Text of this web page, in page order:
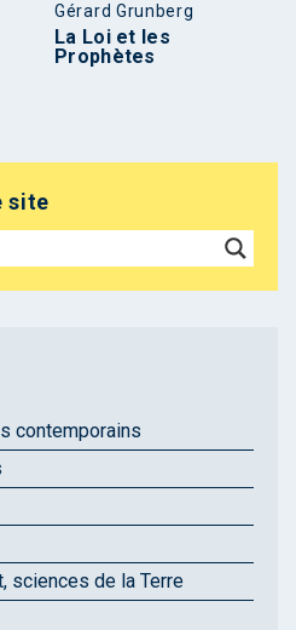
Gérard Grunberg
La Loi et les
Prophètes
site
contemporains
sciences de la Terre